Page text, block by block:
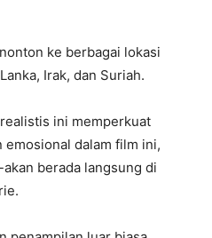
ke berbagai lokasi
Irak, dan Suriah.
ini memperkuat
dalam film ini,
berada langsung di